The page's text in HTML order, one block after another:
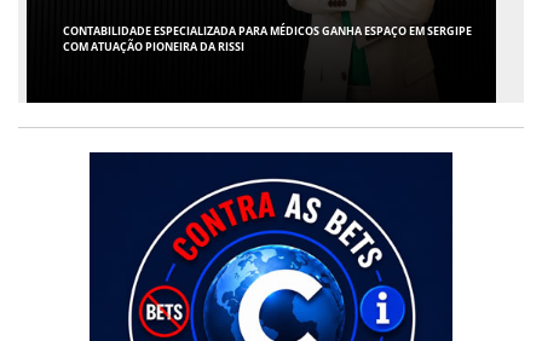
FLÁVIO CONFIRMA O DEPUTADO ALFREDO GASPAR COMO VICE EM SUA
CHAPA